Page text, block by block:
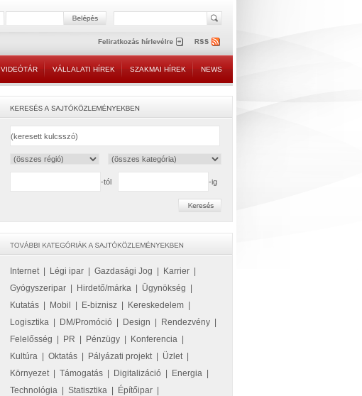
VIDEÓTÁR VÁLLALATI HÍREK SZAKMAI HÍREK NEWS
-tól -ig
Internet| Légi ipar Gazdasági Jog Karrier
Gyógyszeripar
Hirdető/márka Ügynökség
Kutatás
Mobil E-biznisz Kereskedelem
Logisztika
DM/Promóció Design Rendezvény
Felelősség
PR Pénzügy Konferencia
Kultúra
Oktatás Pályázati projekt| Üzlet|
Környezet| Támogatás Digitalizáció Energia
Technológia
Statisztika Építőipar